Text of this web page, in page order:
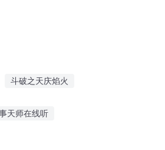
斗破之天庆焰火
天师在线听